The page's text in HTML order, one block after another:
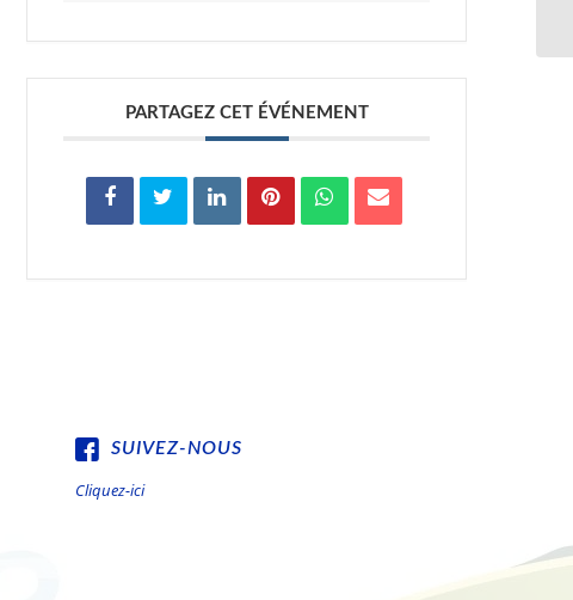
PARTAGEZ CET ÉVÉNEMENT
SUIVEZ-NOUS
Cliquez-ici